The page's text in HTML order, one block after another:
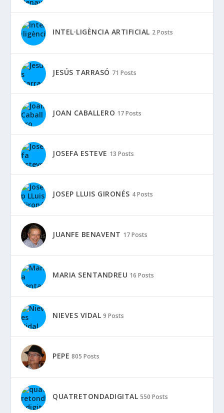
INTEL·LIGÈNCIA ARTIFICIAL 2 Posts
JESÚS TARRASÓ 71 Posts
JOAN CABALLERO 17 Posts
JOSEFA ESTEVE 13 Posts
JOSEP LLUIS GIRONÉS 4 Posts
JUANFE BENAVENT 17 Posts
MARIA SENTANDREU 16 Posts
NIEVES VIDAL 9 Posts
PEPE 805 Posts
QUATRETONDADIGITAL 550 Posts